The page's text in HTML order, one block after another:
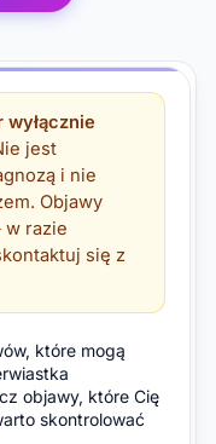
wyłącznie
jest
i nie
Objawy
razie
się z
które mogą
objawy, które Cię
skontrolować